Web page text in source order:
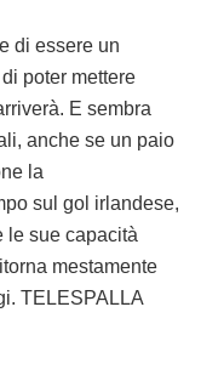
di essere un
poter mettere
E sembra
anche se un paio
la
sul gol irlandese,
le sue capacità
mestamente
TELESPALLA